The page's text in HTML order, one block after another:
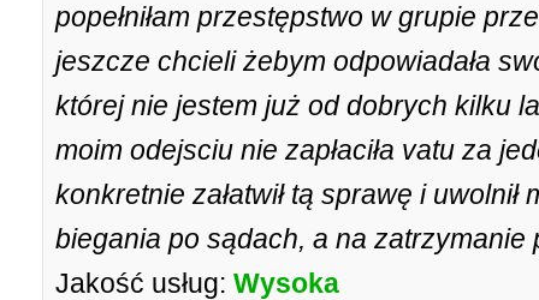
popełniłam przestępstwo w grupie
jeszcze chcieli żebym odpowiadała
której nie jestem już od dobrych kilku
moim odejsciu nie zapłaciła vatu za
konkretnie załatwił tą sprawę i
biegania po sądach, a na zatrzymanie
Jakość usług: Wysoka